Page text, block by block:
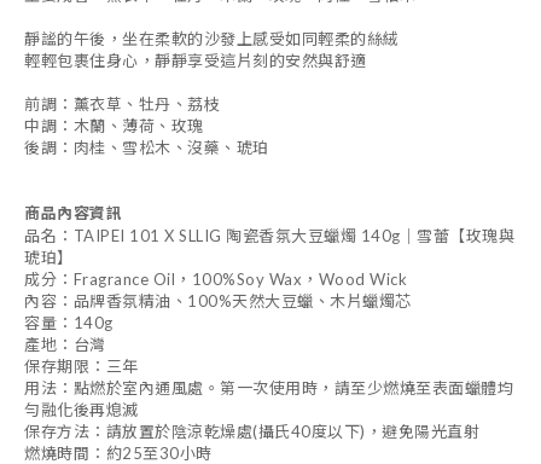
靜謐的午後，坐在柔軟的沙發上感受如同輕柔的絲絨
輕輕包裹住身心，靜靜享受這片刻的安然與舒適
前調：薰衣草、牡丹、荔枝
中調：木蘭、薄荷、玫瑰
後調：肉桂、雪松木、沒藥、琥珀
商品內容資訊
品名：TAIPEI 101 X SLLIG 陶瓷香氛大豆蠟燭 140g｜雪蕾【玫瑰與
琥珀】
成分：Fragrance Oil，100%Soy Wax，Wood Wick
內容：品牌香氛精油、100%天然大豆蠟、木片蠟燭芯
容量：140g
產地：台灣
保存期限：三年
用法：點燃於室內通風處。第一次使用時，請至少燃燒至表面蠟體均
勻融化後再熄滅
保存方法：請放置於陰涼乾燥處(攝氏40度以下)，避免陽光直射
燃燒時間：約25至30小時